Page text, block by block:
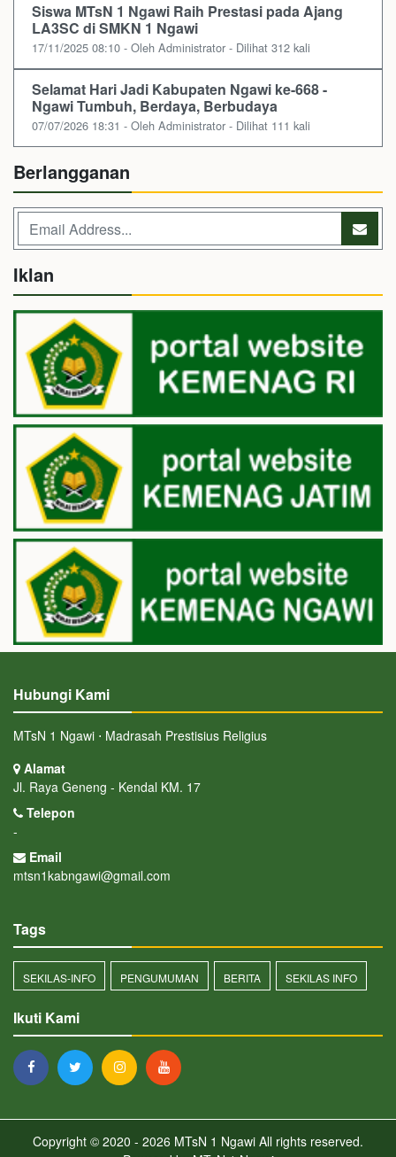
Siswa MTsN 1 Ngawi Raih Prestasi pada Ajang
LA3SC di SMKN 1 Ngawi
17/11/2025 08:10 - Oleh Administrator - Dilihat 312 kali
Selamat Hari Jadi Kabupaten Ngawi ke-668 -
Ngawi Tumbuh, Berdaya, Berbudaya
07/07/2026 18:31 - Oleh Administrator - Dilihat 111 kali
Berlangganan
Iklan
Hubungi Kami
MTsN 1 Ngawi ⋅ Madrasah Prestisius Religius
Alamat
Jl. Raya Geneng - Kendal KM. 17
Telepon
-
Email
mtsn1kabngawi@gmail.com
Tags
SEKILAS-INFO PENGUMUMAN BERITA SEKILAS INFO
Ikuti Kami
Copyright © 2020 - 2026 MTsN 1 Ngawi All rights reserved.